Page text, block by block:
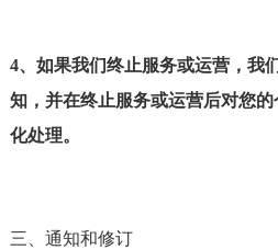
4、如果我们终止服务或运营，我
知，并在终止服务或运营后对您
化处理。
三、通知和修订